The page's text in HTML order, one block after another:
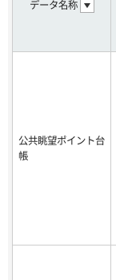
データ名称
公共眺望ポイント台
帳